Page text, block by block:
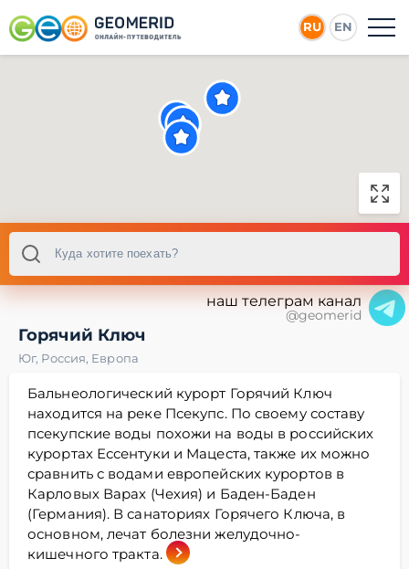
RU EN
наш телеграм канал
@geomerid
Горячий Ключ
Юг, Россия, Европа
Бальнеологический курорт Горячий Ключ
находится на реке Псекупс. По своему составу
псекупские воды похожи на воды в российских
курортах Ессентуки и Мацеста, также их можно
сравнить с водами европейских курортов в
Карловых Варах (Чехия) и Баден-Баден
(Германия). В санаториях Горячего Ключа, в
основном, лечат болезни желудочно-
кишечного тракта.